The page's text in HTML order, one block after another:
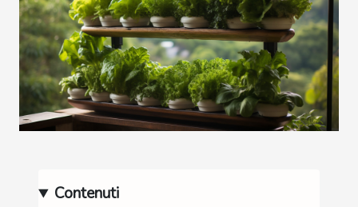
Contenuti